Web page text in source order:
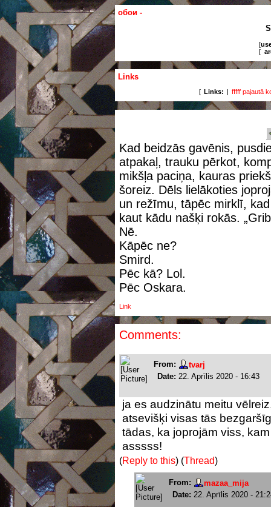
обои -
[
[
Links
[ Links: fffff pajautā
Kad beidzās gavēnis,
atpakaļ, trauku pērkot,
mikšļa paciņa, kauras
šoreiz. Dēls lielākoties
un režīmu, tāpēc mirklī,
kaut kādu našķi rokās.
Nē.
Kāpēc ne?
Smird.
Pēc kā? Lol.
Pēc Oskara.
Link
Comments:
From:
tvarj
Date: 22. Aprīlis 2020 - 16:43
ja es audzinātu meitu
atsevišķi visas tās
tādas, ka joprojām viss,
asssss!
(Reply to this) (Thread)
From:
mazaa_mija
Date: 22. Aprīlis 2020 -